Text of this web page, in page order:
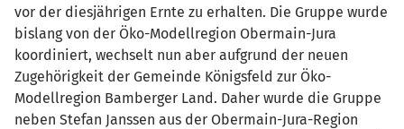
vor der diesjährigen Ernte zu erhalten. Die Gruppe wurde
bislang von der Öko-Modellregion Obermain-Jura
koordiniert, wechselt nun aber aufgrund der neuen
Zugehörigkeit der Gemeinde Königsfeld zur Öko-
Modellregion Bamberger Land. Daher wurde die Gruppe
neben Stefan Janssen aus der Obermain-Jura-Region